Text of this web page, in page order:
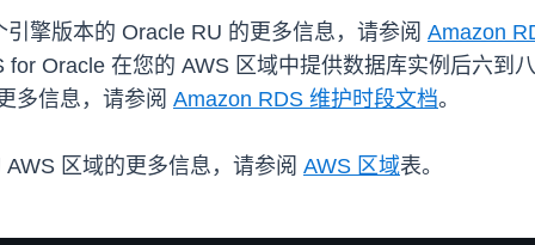
擎版本的 Oracle RU 的更多信息，请参阅 Amazon
Oracle 在您的 AWS 区域中提供数据库实例后六到
多信息，请参阅 Amazon RDS 维护时段文档。
区域的更多信息，请参阅 AWS 区域表。